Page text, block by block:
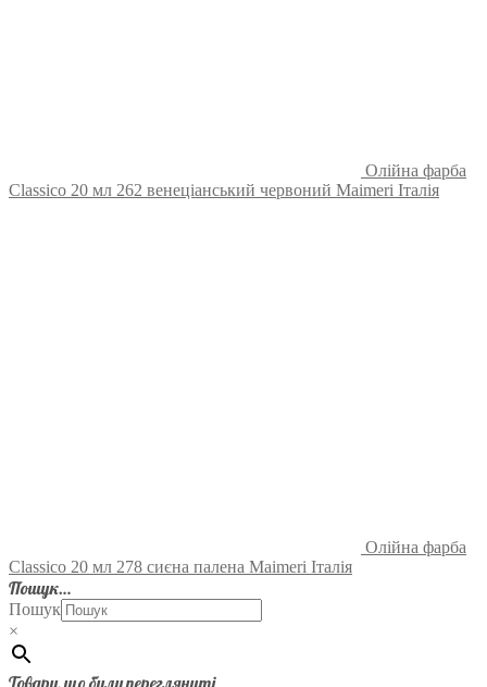
Олійна фарба
Classico 20 мл 262 венеціанський червоний Maimeri Італія
Олійна фарба
Classico 20 мл 278 сиєна палена Maimeri Італія
Пошук…
Пошук
×